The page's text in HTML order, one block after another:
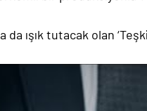
ışık tutacak olan